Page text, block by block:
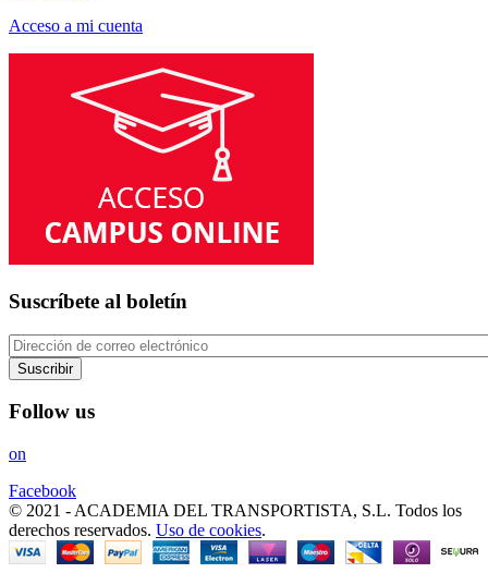
Acceso a mi cuenta
Suscríbete al boletín
Suscribir
Follow us
on
Facebook
© 2021 - ACADEMIA DEL TRANSPORTISTA, S.L. Todos los
derechos reservados. Uso de cookies.